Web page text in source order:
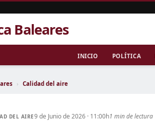
Baleares
INICIO POLÍTICA
› Calidad del aire
DEL AIRE9 de Junio de 2026 · 11:00h1 min de lectura